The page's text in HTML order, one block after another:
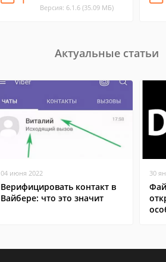
Версия: 6.1.6 (35.09 МБ)
Актуальные статьи
04 июня 2022
Верифицировать контакт в
Вайбере: что это значит
30